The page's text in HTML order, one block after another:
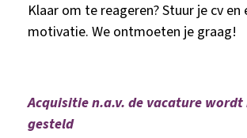
Klaar om te reageren? Stuur je cv
motivatie. We ontmoeten je graag!
Acquisitie n.a.v. de vacature
gesteld